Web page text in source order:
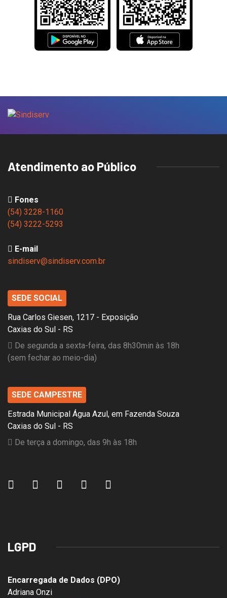
Atendimento ao Público
Fones
(54) 3228-1160
(54) 3222-5293
E-mail
sindiserv@sindiserv.com.br
SEDE SOCIAL
Rua Carlos Giesen, 1217 - Exposição
Caxias do Sul - RS
De segunda a sexta-feira, das 8h30min às 18h
(sem fechar ao meio-dia)
SEDE CAMPESTRE
Estrada Municipal Água Azul, em Fazenda Souza
Caxias do Sul - RS
De terça a domingo, das 9h às 18h
LGPD
Encarregada de Dados (DPO)
Adriana Onzi